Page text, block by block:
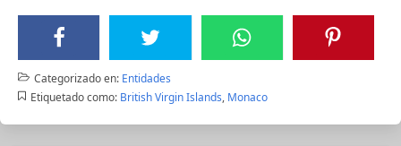
Categorizado en: Entidades
Etiquetado como: British Virgin Islands, Monaco